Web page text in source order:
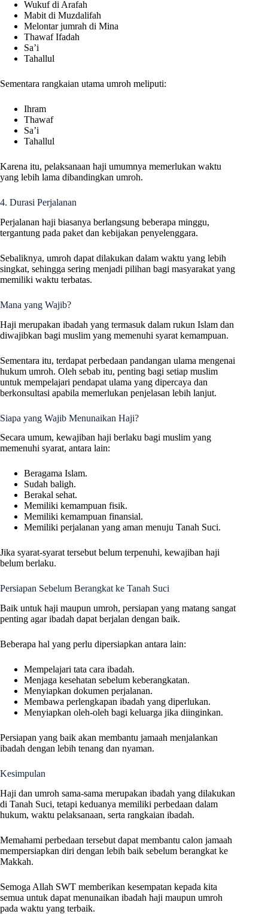
Wukuf di Arafah
Mabit di Muzdalifah
Melontar jumrah di Mina
Thawaf Ifadah
Sa’i
Tahallul
Sementara rangkaian utama umroh meliputi:
Ihram
Thawaf
Sa’i
Tahallul
Karena itu, pelaksanaan haji umumnya memerlukan waktu
yang lebih lama dibandingkan umroh.
4. Durasi Perjalanan
Perjalanan haji biasanya berlangsung beberapa minggu,
tergantung pada paket dan kebijakan penyelenggara.
Sebaliknya, umroh dapat dilakukan dalam waktu yang lebih
singkat, sehingga sering menjadi pilihan bagi masyarakat yang
memiliki waktu terbatas.
Mana yang Wajib?
Haji merupakan ibadah yang termasuk dalam rukun Islam dan
diwajibkan bagi muslim yang memenuhi syarat kemampuan.
Sementara itu, terdapat perbedaan pandangan ulama mengenai
hukum umroh. Oleh sebab itu, penting bagi setiap muslim
untuk mempelajari pendapat ulama yang dipercaya dan
berkonsultasi apabila memerlukan penjelasan lebih lanjut.
Siapa yang Wajib Menunaikan Haji?
Secara umum, kewajiban haji berlaku bagi muslim yang
memenuhi syarat, antara lain:
Beragama Islam.
Sudah baligh.
Berakal sehat.
Memiliki kemampuan fisik.
Memiliki kemampuan finansial.
Memiliki perjalanan yang aman menuju Tanah Suci.
Jika syarat-syarat tersebut belum terpenuhi, kewajiban haji
belum berlaku.
Persiapan Sebelum Berangkat ke Tanah Suci
Baik untuk haji maupun umroh, persiapan yang matang sangat
penting agar ibadah dapat berjalan dengan baik.
Beberapa hal yang perlu dipersiapkan antara lain:
Mempelajari tata cara ibadah.
Menjaga kesehatan sebelum keberangkatan.
Menyiapkan dokumen perjalanan.
Membawa perlengkapan ibadah yang diperlukan.
Menyiapkan oleh-oleh bagi keluarga jika diinginkan.
Persiapan yang baik akan membantu jamaah menjalankan
ibadah dengan lebih tenang dan nyaman.
Kesimpulan
Haji dan umroh sama-sama merupakan ibadah yang dilakukan
di Tanah Suci, tetapi keduanya memiliki perbedaan dalam
hukum, waktu pelaksanaan, serta rangkaian ibadah.
Memahami perbedaan tersebut dapat membantu calon jamaah
mempersiapkan diri dengan lebih baik sebelum berangkat ke
Makkah.
Semoga Allah SWT memberikan kesempatan kepada kita
semua untuk dapat menunaikan ibadah haji maupun umroh
pada waktu yang terbaik.